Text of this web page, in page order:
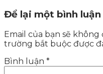
Để lại một bình luận
Email của bạn sẽ
trường bắt buộc được
Bình luận *